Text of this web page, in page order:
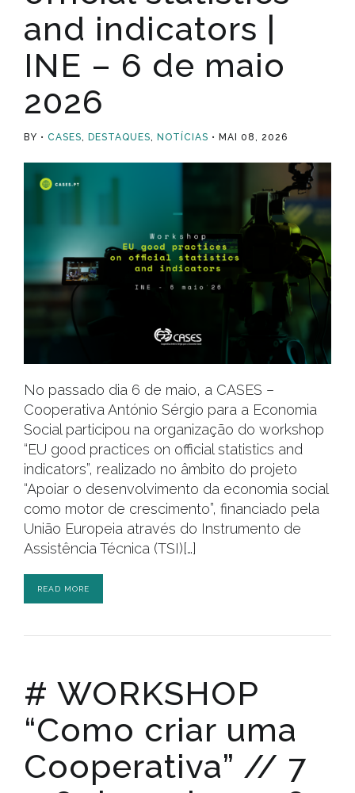
and indicators |
INE – 6 de maio
2026
BY CASES DESTAQUES NOTÍCIAS MAI 08, 2026
No passado dia 6 de maio, a CASES –
Cooperativa António Sérgio para a Economia
Social participou na organização do workshop
“EU good practices on official statistics and
indicators”, realizado no âmbito do projeto
“Apoiar o desenvolvimento da economia social
como motor de crescimento”, financiado pela
União Europeia através do Instrumento de
Assistência Técnica (TSI)[…]
READ MORE
# WORKSHOP
“Como criar uma
Cooperativa” // 7